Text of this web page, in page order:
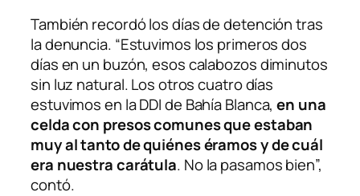
También recordó los días de detención tras
la denuncia. “Estuvimos los primeros dos
días en un buzón, esos calabozos diminutos
sin luz natural. Los otros cuatro días
estuvimos en la DDI de Bahía Blanca,en una
celda con presos comunes que estaban
muy al tanto de quiénes éramos y de cuál
era nuestra carátula. No la pasamos bien”,
contó.